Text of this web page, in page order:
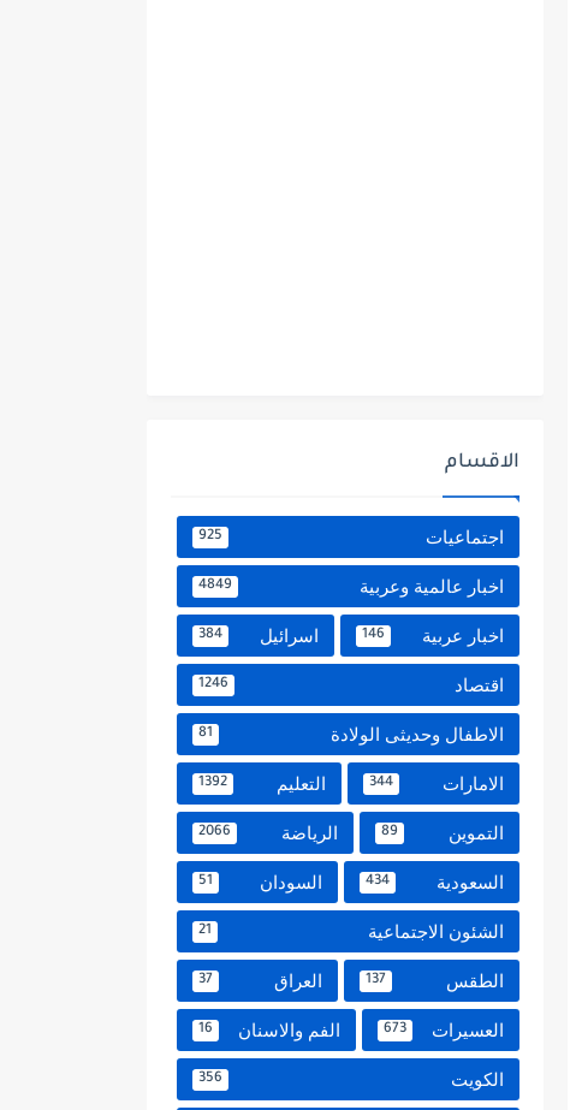
الاقسام
اجتماعيات 925
اخبار عالمية وعربية 4849
اخبار عربية 146 اسرائيل 384
اقتصاد 1246
الاطفال وحديثى الولادة 81
الامارات 344 التعليم 1392
التموين 89 الرياضة 2066
السعودية 434 السودان 51
الشئون الاجتماعية 21
الطقس 137 العراق 37
العسيرات 673 الفم والاسنان 16
الكويت 356